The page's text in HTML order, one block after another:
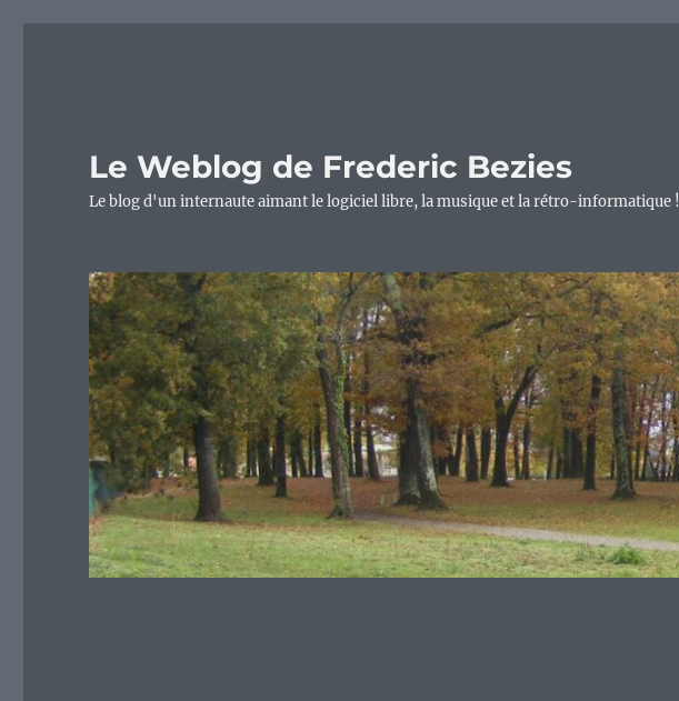
Le Weblog de Frederic Bezies
Le blog d'un internaute aimant le logiciel libre, la musique et la rétro-informatique !